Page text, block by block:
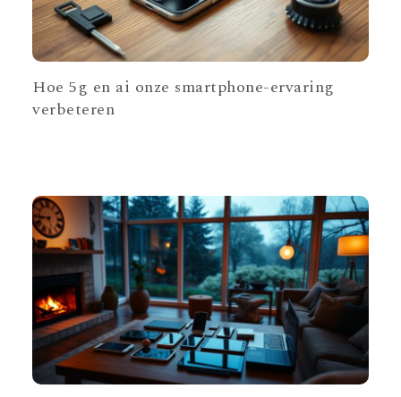
Hoe 5g en ai onze smartphone-ervaring
verbeteren